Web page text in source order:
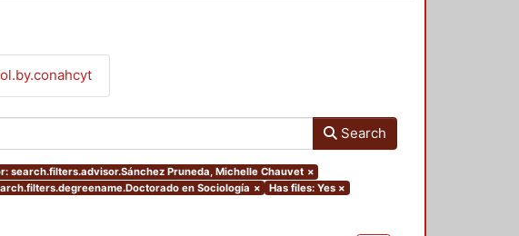
Search
search.filters.advisor.Sánchez Pruneda, Michelle Chauvet ×
en Sociología × Has files: Yes ×